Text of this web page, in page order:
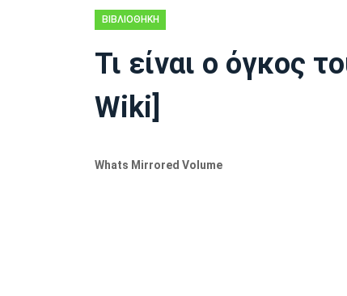
ΒΙΒΛΙΟΘΉΚΗ
Τι είναι ο όγκος
Wiki]
Whats Mirrored Volume